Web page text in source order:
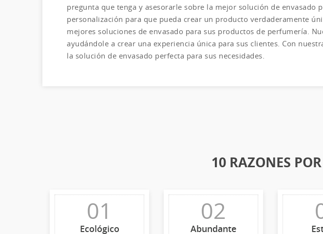
pregunta que tenga y asesorarle sobre la mejor solución de envasado
personalización para que pueda crear un producto verdaderamente
mejores soluciones de envasado para sus productos de perfumería.
ayudándole a crear una experiencia única para sus clientes. Con
la solución de envasado perfecta para sus necesidades.
10 RAZONES
01
Ecológico
02
Abundante